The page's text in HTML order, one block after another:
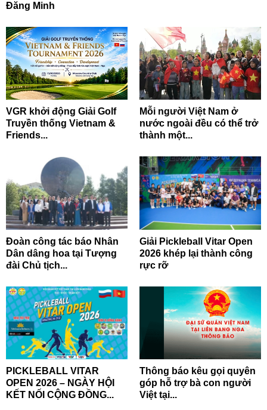
Đăng Minh
VGR khởi động Giải Golf
Truyền thống Vietnam &
Friends...
Mỗi người Việt Nam ở
nước ngoài đều có thể trở
thành một...
Đoàn công tác báo Nhân
Dân dâng hoa tại Tượng
đài Chủ tịch...
Giải Pickleball Vitar Open
2026 khép lại thành công
rực rỡ
PICKLEBALL VITAR
OPEN 2026 – NGÀY HỘI
KẾT NỐI CỘNG ĐỒNG...
Thông báo kêu gọi quyên
góp hỗ trợ bà con người
Việt tại...